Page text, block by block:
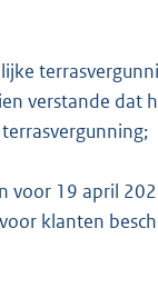
verstande dat
19 april
klanten